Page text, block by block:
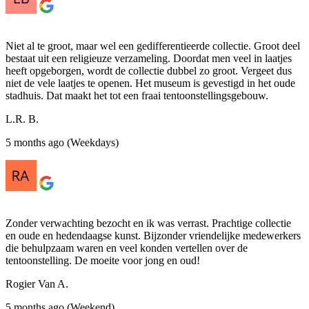
Niet al te groot, maar wel een gedifferentieerde collectie. Groot deel
bestaat uit een religieuze verzameling. Doordat men veel in laatjes
heeft opgeborgen, wordt de collectie dubbel zo groot. Vergeet dus
niet de vele laatjes te openen. Het museum is gevestigd in het oude
stadhuis. Dat maakt het tot een fraai tentoonstellingsgebouw.
L.R. B.
5 months ago (Weekdays)
Zonder verwachting bezocht en ik was verrast. Prachtige collectie
en oude en hedendaagse kunst. Bijzonder vriendelijke medewerkers
die behulpzaam waren en veel konden vertellen over de
tentoonstelling. De moeite voor jong en oud!
Rogier Van A.